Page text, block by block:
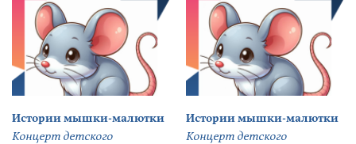
Истории мышки-малютки
Концерт детского
Истории мышки-малютки
Концерт детского